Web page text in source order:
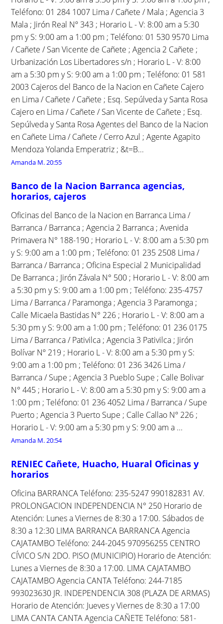
Teléfono: 01 284 1007 Lima / Cañete / Mala ; Agencia 3
Mala ; Jirón Real Nº 343 ; Horario L - V: 8:00 am a 5:30
pm y S: 9:00 am a 1:00 pm ; Teléfono: 01 530 9570 Lima
/ Cañete / San Vicente de Cañete ; Agencia 2 Cañete ;
Urbanización Los Libertadores s/n ; Horario L - V: 8:00
am a 5:30 pm y S: 9:00 am a 1:00 pm ; Teléfono: 01 581
2003 Cajeros del Banco de la Nacion en Cañete Cajero
en Lima / Cañete / Cañete ; Esq. Sepúlveda y Santa Rosa
Cajero en Lima / Cañete / San Vicente de Cañete ; Esq.
Sepúlveda y Santa Rosa Agentes del Banco de la Nacion
en Cañete Lima / Cañete / Cerro Azul ; Agente Agapito
Mendoza Yolanda Emperatriz ; &t=B...
Amanda M. 20:55
Banco de la Nacion Barranca agencias,
horarios, cajeros
Oficinas del Banco de la Nacion en Barranca Lima /
Barranca / Barranca ; Agencia 2 Barranca ; Avenida
Primavera N° 188-190 ; Horario L - V: 8:00 am a 5:30 pm
y S: 9:00 am a 1:00 pm ; Teléfono: 01 235 2508 Lima /
Barranca / Barranca ; Oficina Especial 2 Municipalidad
De Barranca ; Jirón Závala N° 500 ; Horario L - V: 8:00 am
a 5:30 pm y S: 9:00 am a 1:00 pm ; Teléfono: 235-4757
Lima / Barranca / Paramonga ; Agencia 3 Paramonga ;
Calle Micaela Bastidas N° 226 ; Horario L - V: 8:00 am a
5:30 pm y S: 9:00 am a 1:00 pm ; Teléfono: 01 236 0175
Lima / Barranca / Pativilca ; Agencia 3 Pativilca ; Jirón
Bolívar Nº 219 ; Horario L - V: 8:00 am a 5:30 pm y S:
9:00 am a 1:00 pm ; Teléfono: 01 236 3426 Lima /
Barranca / Supe ; Agencia 3 Pueblo Supe ; Calle Bolivar
N° 445 ; Horario L - V: 8:00 am a 5:30 pm y S: 9:00 am a
1:00 pm ; Teléfono: 01 236 4052 Lima / Barranca / Supe
Puerto ; Agencia 3 Puerto Supe ; Calle Callao Nº 226 ;
Horario L - V: 9:00 am a 5:30 pm y S: 9:00 am a ...
Amanda M. 20:54
RENIEC Cañete, Huacho, Huaral Oficinas y
horarios
Oficina BARRANCA Teléfono: 235-5247 990182831 AV.
PROLONGACION INDEPENDENCIA N° 250 Horario de
Atención: Lunes a Viernes de 8:30 a 17:00. Sábados de
8:30 a 12:30 LIMA BARRANCA BARRANCA Agencia
CAJATAMBO Teléfono: 244-2045 970956255 CENTRO
CÍVICO S/N 2DO. PISO (MUNICIPIO) Horario de Atención:
Lunes a Viernes de 8:30 a 17:00. LIMA CAJATAMBO
CAJATAMBO Agencia CANTA Teléfono: 244-7185
993023630 JR. INDEPENDENCIA 308 (PLAZA DE ARMAS)
Horario de Atención: Jueves y Viernes de 8:30 a 17:00
LIMA CANTA CANTA Agencia CAÑETE Teléfono: 581-